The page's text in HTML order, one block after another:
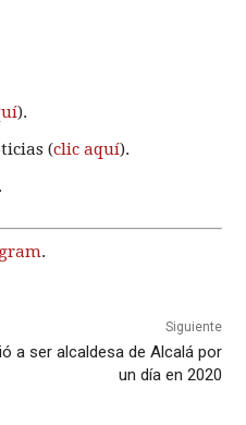
).
(clic aquí).
.
Siguiente
a ser alcaldesa de Alcalá por
un día en 2020